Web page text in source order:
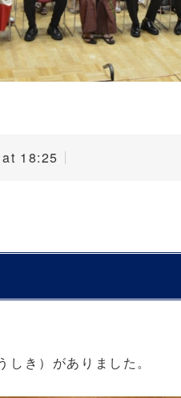
at 18:25
き）がありました。